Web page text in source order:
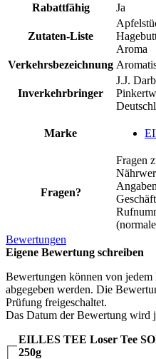
Rabattfähig
Ja
Zutaten-Liste
Aroma
Verkehrsbezeichnung
Inverkehrbringer
J.J.
Marke
Fragen?
Fragen
Bewertungen
Eigene Bewertung schreiben
Bewertungen können von
abgegeben werden. Die
Prüfung freigeschaltet.
Das Datum der Bewertung wird
EILLES TEE Loser Tee
250g